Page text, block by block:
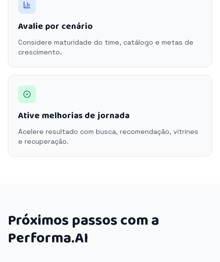
Avalie por cenário
Considere maturidade do time, catálogo e metas de
crescimento.
Ative melhorias de jornada
Acelere resultado com busca, recomendação, vitrines
e recuperação.
Próximos passos com a
Performa.AI